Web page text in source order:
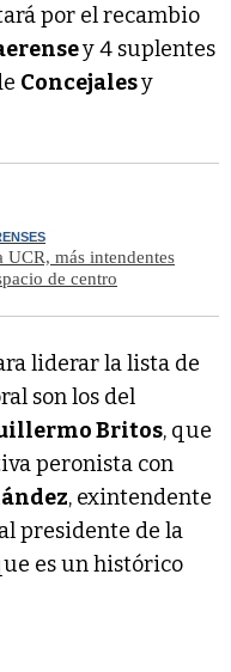
por el recambio
y 4 suplentes
Concejalesy
UCR, más intendentes
de centro
liderar la lista de
son los del
Britos, que
peronista con
, exintendente
presidente de la
es un histórico